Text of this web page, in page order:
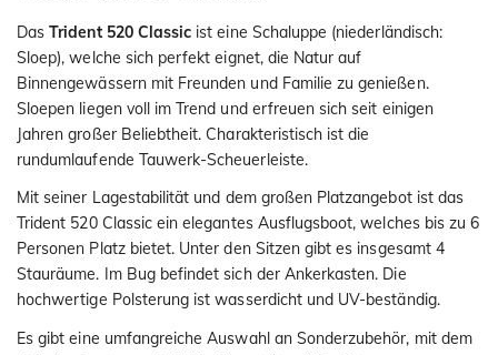
Das Trident 520 Classic ist eine Schaluppe (niederländisch:
Sloep), welche sich perfekt eignet, die Natur auf
Binnengewässern mit Freunden und Familie zu genießen.
Sloepen liegen voll im Trend und erfreuen sich seit einigen
Jahren großer Beliebtheit. Charakteristisch ist die
rundumlaufende Tauwerk-Scheuerleiste.
Mit seiner Lagestabilität und dem großen Platzangebot ist das
Trident 520 Classic ein elegantes Ausflugsboot, welches bis zu 6
Personen Platz bietet. Unter den Sitzen gibt es insgesamt 4
Stauräume. Im Bug befindet sich der Ankerkasten. Die
hochwertige Polsterung ist wasserdicht und UV-beständig.
Es gibt eine umfangreiche Auswahl an Sonderzubehör, mit dem